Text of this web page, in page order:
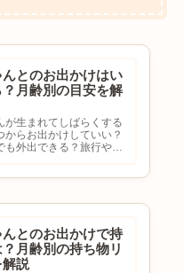
とのお出かけはい
月齢別の目安を解
が生まれてしばらくする
からお出かけしていい？
も外出できる？旅行や動
慣れていくことが大切
とのお出かけで持
月齢別の持ち物リ
解説